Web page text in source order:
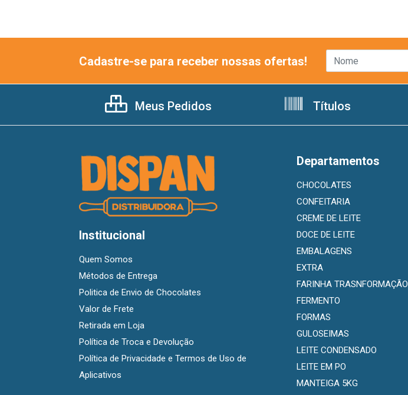
Cadastre-se para receber nossas ofertas!
Meus Pedidos Títulos
Institucional
Quem Somos
Métodos de Entrega
Politica de Envio de Chocolates
Valor de Frete
Retirada em Loja
Política de Troca e Devolução
Política de Privacidade e Termos de Uso de
Aplicativos
Departamentos
CHOCOLATES
CONFEITARIA
CREME DE LEITE
DOCE DE LEITE
EMBALAGENS
EXTRA
FARINHA TRASNFORMAÇÃO
FERMENTO
FORMAS
GULOSEIMAS
LEITE CONDENSADO
LEITE EM PO
MANTEIGA 5KG